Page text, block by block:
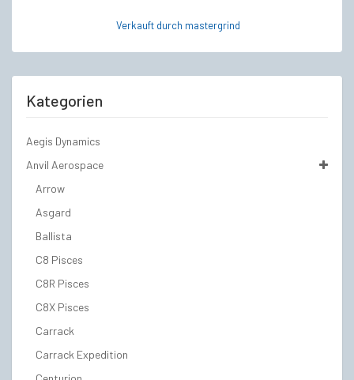
Verkauft durch mastergrind
Kategorien
Aegis Dynamics
Anvil Aerospace
Arrow
Asgard
Ballista
C8 Pisces
C8R Pisces
C8X Pisces
Carrack
Carrack Expedition